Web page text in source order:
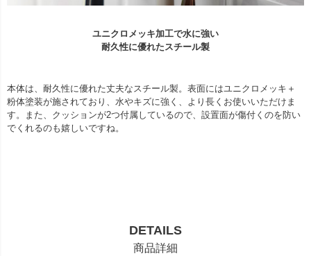
ユニクロメッキ加工で水に強い
耐久性に優れたスチール製
本体は、耐久性に優れた丈夫なスチール製。表面にはユニクロメッキ＋
粉体塗装が施されており、水やキズに強く、より長くお使いいただけま
す。また、クッションが2つ付属しているので、設置面が傷付くのを防い
でくれるのも嬉しいですね。
DETAILS
商品詳細